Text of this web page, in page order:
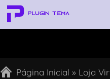
Página Inicial » Loja